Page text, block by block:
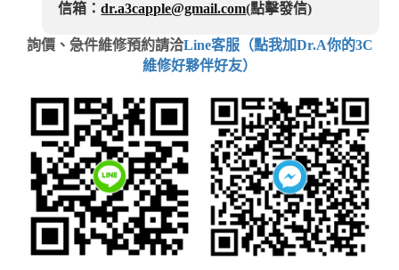
信箱：dr.a3capple@gmail.com(點擊發信)
詢價、急件維修預約請洽Line客服（點我加Dr.A你的3C
維修好夥伴好友）